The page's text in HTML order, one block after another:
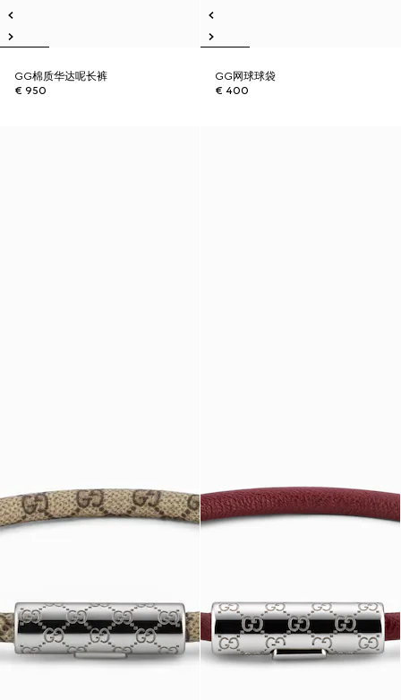
GG棉质华达呢长裤
€ 950
GG网球球袋
€ 400